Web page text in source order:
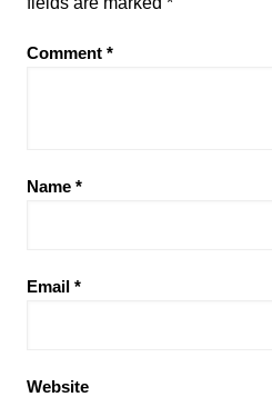
Comment *
Name *
Email *
Website